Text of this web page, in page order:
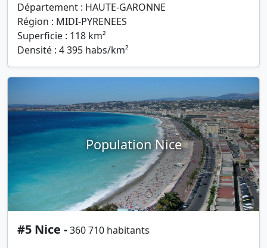
Département : HAUTE-GARONNE
Région : MIDI-PYRENEES
Superficie : 118 km²
Densité : 4 395 habs/km²
Population Nice
#5 Nice -360 710 habitants